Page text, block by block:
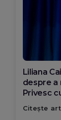
Diana
care
poate
Citește